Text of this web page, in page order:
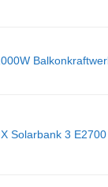
Solarbank 3